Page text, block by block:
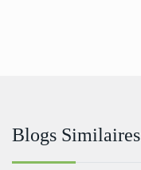
Blogs Similaires